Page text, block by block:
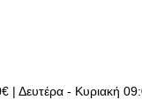
| Δευτέρα -